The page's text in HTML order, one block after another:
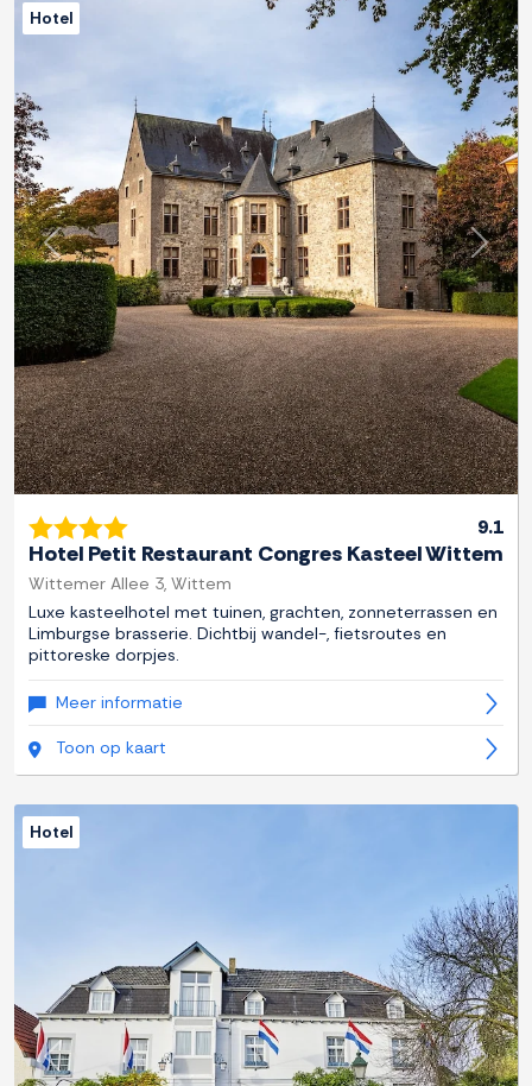
Previous Next
Hotel
9.1
Hotel Petit Restaurant Congres Kasteel Wittem
Wittemer Allee 3, Wittem
Luxe kasteelhotel met tuinen, grachten, zonneterrassen en
Limburgse brasserie. Dichtbij wandel-, fietsroutes en
pittoreske dorpjes.
Meer informatie
Toon op kaart
Previous Next
Hotel